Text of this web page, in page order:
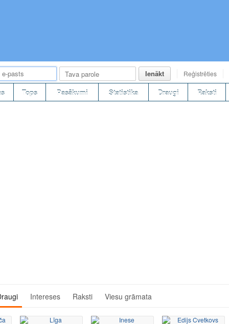
Ienākt Reģistrēties
Tops Pasākumi Statistika Draugi Raksti
Intereses Raksti Viesu grāmata